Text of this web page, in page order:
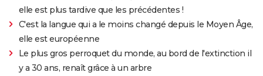
elle est plus tardive que les précédentes !
C'est la langue qui a le moins changé depuis le Moyen Âge,
elle est européenne
Le plus gros perroquet du monde, au bord de l'extinction il
y a 30 ans, renaît grâce à un arbre